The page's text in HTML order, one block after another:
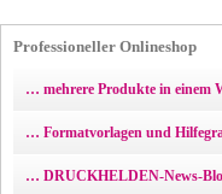
Professioneller Onlineshop
… mehrere Produkte in einem
… Formatvorlagen und
… DRUCKHELDEN-News-